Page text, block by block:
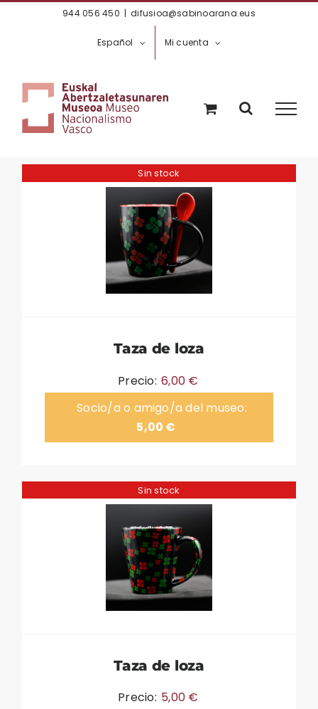
944 056 450 | difusioa@sabinoarana.eus
Español Mi cuenta
Sin stock
Taza de loza
Precio: 6,00 €
Socio/a o amigo/a del museo:
5,00 €
Sin stock
Taza de loza
Precio: 5,00 €